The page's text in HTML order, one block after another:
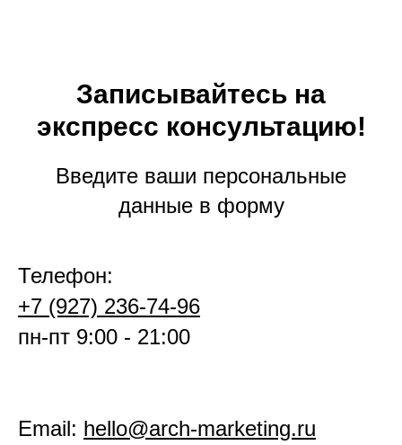
Записывайтесь на
экспресс консультацию!
Введите ваши персональные
данные в форму
Телефон:
+7 (927) 236-74-96
пн-пт 9:00 - 21:00
Email: hello@arch-marketing.ru